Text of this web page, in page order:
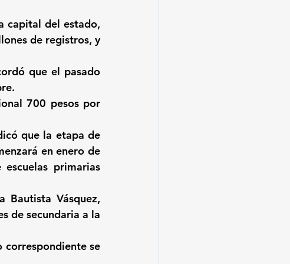
capital del estado,
de registros, y
que el pasado
700 pesos por
que la etapa de
en enero de
primarias
Bautista Vásquez,
de secundaria a la
correspondiente se